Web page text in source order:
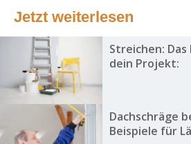
Jetzt weiterlesen
Streichen:
dein Projekt:
Dachschräge
Beispiele für